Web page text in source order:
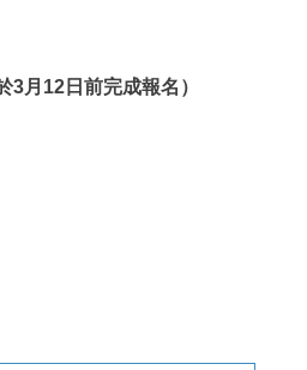
external)
3月12日前完成報名）